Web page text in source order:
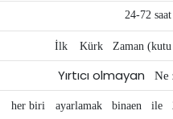
24-72 saat
İlk Kürk Zaman (kutu
Yırtıcı olmayan Ne
her biri ayarlamak binaen ile